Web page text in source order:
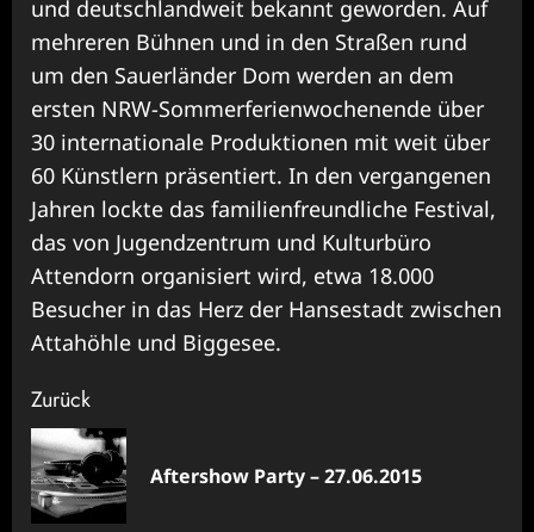
und deutschlandweit bekannt geworden. Auf
mehreren Bühnen und in den Straßen rund
um den Sauerländer Dom werden an dem
ersten NRW-Sommerferienwochenende über
30 internationale Produktionen mit weit über
60 Künstlern präsentiert. In den vergangenen
Jahren lockte das familienfreundliche Festival,
das von Jugendzentrum und Kulturbüro
Attendorn organisiert wird, etwa 18.000
Besucher in das Herz der Hansestadt zwischen
Attahöhle und Biggesee.
Beitragsnavigation
Zurück
Aftershow Party – 27.06.2015